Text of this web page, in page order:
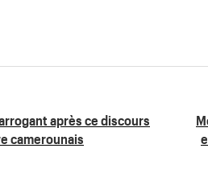
après ce discours
camerounais